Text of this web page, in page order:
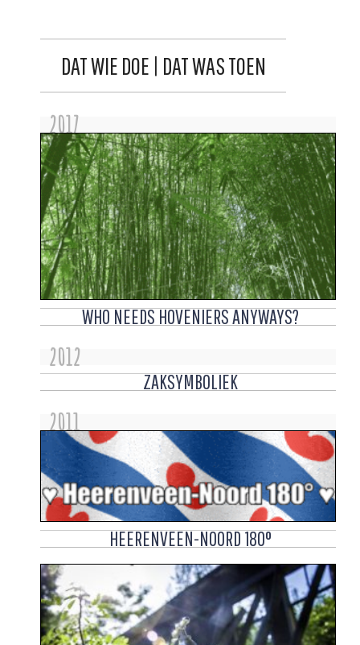
DAT WIE DOE | DAT WAS TOEN
2017
WHO NEEDS HOVENIERS ANYWAYS?
2012
ZAKSYMBOLIEK
2011
HEERENVEEN-NOORD 180°